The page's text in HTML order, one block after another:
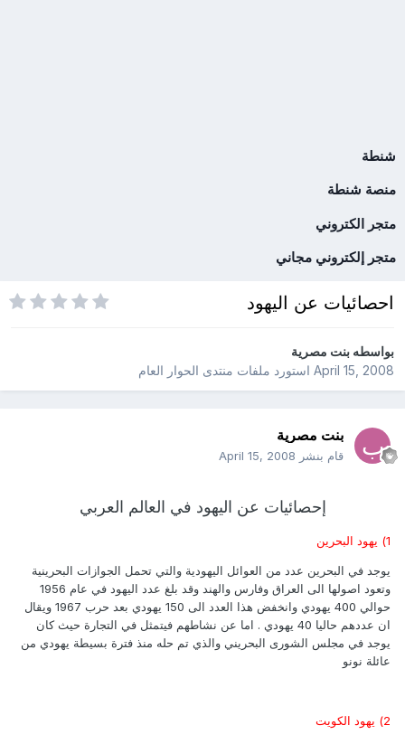
شنطة
منصة شنطة
متجر الكتروني
متجر إلكتروني مجاني
احصائيات عن اليهود
بواسطهبنت مصرية
April 15, 2008استورد ملفات منتدى الحوار العام
بنت مصرية
قام بنشر April 15, 2008
إحصائيات عن اليهود في العالم العربي
يوجد في البحرين عدد من العوائل اليهودية والتي تحمل الجوازات البحرينية
وتعود اصولها الى العراق وفارس والهند وقد بلغ عدد اليهود في عام 1956
حوالي 400 يهودي وانخفض هذا العدد الى 150 يهودي بعد حرب 1967 ويقال
ان عددهم حاليا 40 يهودي . اما عن نشاطهم فيتمثل في التجارة حيث كان
يوجد في مجلس الشورى البحريني والذي تم حله منذ فترة بسيطة يهودي من
عائلة نونو
2) يهود الكويت